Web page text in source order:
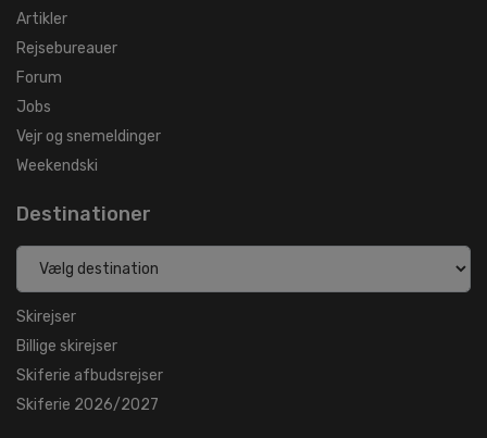
Artikler
Rejsebureauer
Forum
Jobs
Vejr og snemeldinger
Weekendski
Destinationer
Skirejser
Billige skirejser
Skiferie afbudsrejser
Skiferie 2026/2027